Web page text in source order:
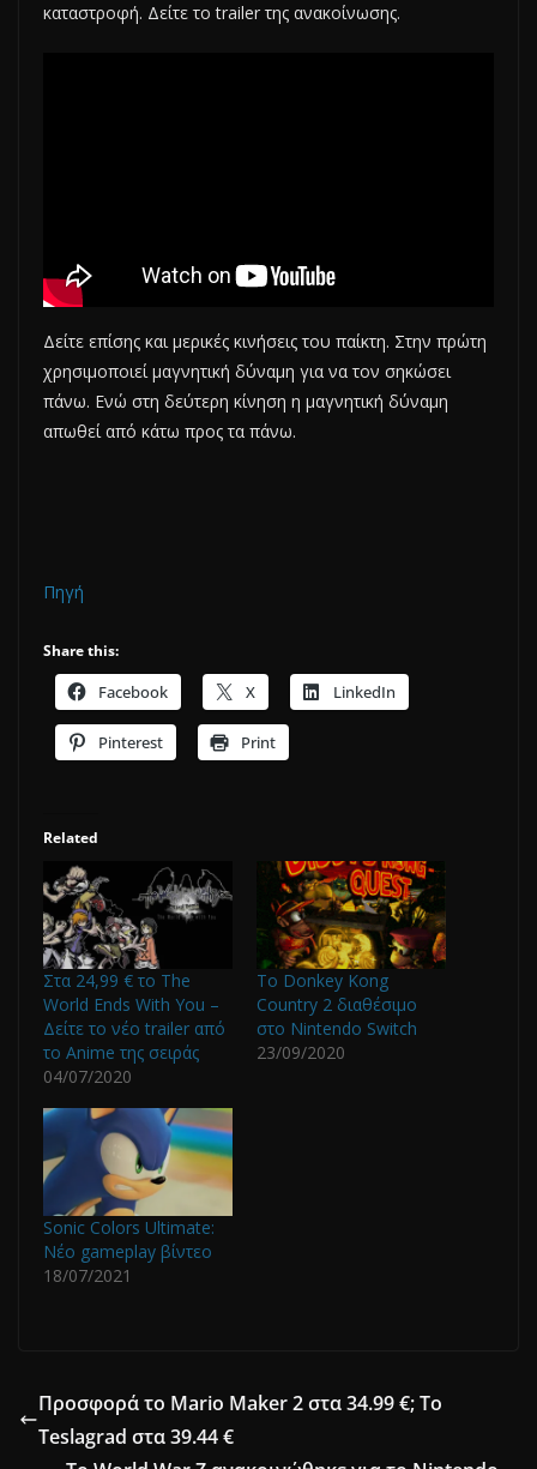
καταστροφή. Δείτε το trailer της ανακοίνωσης.
Δείτε επίσης και μερικές κινήσεις του παίκτη. Στην πρώτη
χρησιμοποιεί μαγνητική δύναμη για να τον σηκώσει
πάνω. Ενώ στη δεύτερη κίνηση η μαγνητική δύναμη
απωθεί από κάτω προς τα πάνω.
Πηγή
Share this:
Facebook X LinkedIn
Pinterest Print
Related
Στα 24,99 € το The
World Ends With You –
Δείτε το νέο trailer από
το Anime της σειράς
04/07/2020
To Donkey Kong
Country 2 διαθέσιμο
στο Nintendo Switch
23/09/2020
Sonic Colors Ultimate:
Νέο gameplay βίντεο
18/07/2021
Προσφορά το Mario Maker 2 στα 34.99 €; Το
Teslagrad στα 39.44 €